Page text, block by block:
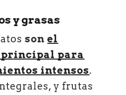
y grasas
sonel
para
intensos.
y frutas